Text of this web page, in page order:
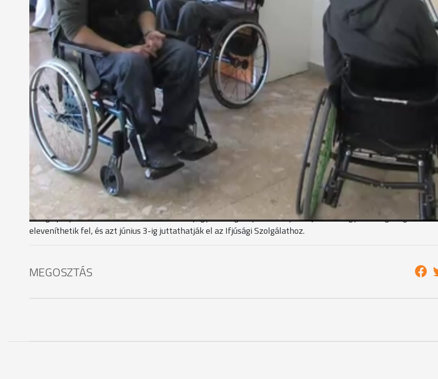
Újvári Fruzsina - tanuló, Brenner-iskola
"Mindig kíváncsi voltam, hogy az ilyen embereknek milyen az életük. Elég nehéz lehet, nehéz belegondolni is,
jól megismerhetjük ezt."
Köszöntőjében
Takátsné Tenki Máriatanácsnok arról is beszélt, hogy az itt szerzett élmények életre szóló
tapasztalattal gazdagítják a fiatalokat. A program ugyanakkor arra is felhívja figyelemet, hogy még sok a
ezen a téren.
"Békésen, nevelő szándékkal tiltakozzon az ellen, hogy a fogyatékos embereket, gyermekeket negatív
diszkrimináció érje"
A gyerekek megismerkedhettek a vakvezető kutyákkal, kipróbálhatták milyen, amikor színkottából
értelmezhették a jelnyelvet is.
Borsos-Lajos Krisztina - ifjúsági munkatárs LOGO
"Úgy gondoljuk, hogy a fiatalokat mindenképpen érzékenyítenünk kell azokra a társadalmi problémákra,
együtt élnek nap mint nao, csak nem biztos, hogy ezeket észreveszik."
A Logo pályázatot is hirdet. A diákok az esélyegyenlőségi nap eseményeit rajz, fotó vagy film segítségével
eleveníthetik fel, és azt június 3-ig juttathatják el az Ifjúsági Szolgálathoz.
MEGOSZTÁS